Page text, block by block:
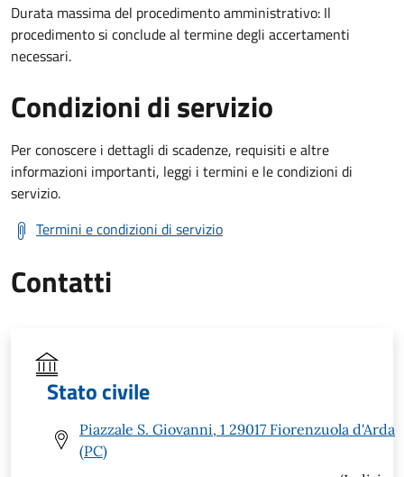
Durata massima del procedimento amministrativo: Il
procedimento si conclude al termine degli accertamenti
necessari.
Condizioni di servizio
Per conoscere i dettagli di scadenze, requisiti e altre
informazioni importanti, leggi i termini e le condizioni di
servizio.
Termini e condizioni di servizio
Contatti
Stato civile
Piazzale S. Giovanni, 1 29017 Fiorenzuola d'Arda
(PC)